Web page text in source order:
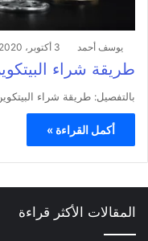
يوسف أحمد 3 أكتوبر، 2020
طريقة شراء
بالتفصيل: طريقة شراء
أكمل القراءة »
المقالات الأكثر قراءة